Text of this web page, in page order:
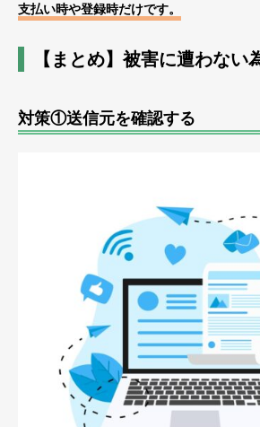
支払い時や登録時だけです。
【まとめ】被害に遭わない
対策①送信元を確認する